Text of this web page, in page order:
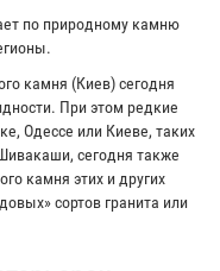
по природному камню
камня (Киев) сегодня
При этом редкие
Одессе или Киеве, таких
сегодня также
камня этих и других
сортов гранита или